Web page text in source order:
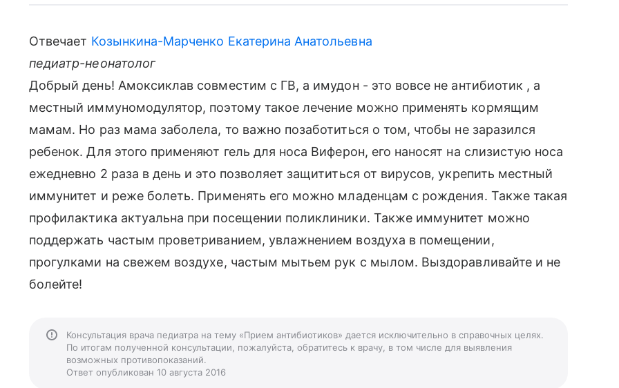
Отвечает Козынкина-Марченко Екатерина Анатольевна
педиатр-неонатолог
Добрый день! Амоксиклав совместим с ГВ, а имудон - это вовсе не антибиотик , а
местный иммуномодулятор, поэтому такое лечение можно применять кормящим
мамам. Но раз мама заболела, то важно позаботиться о том, чтобы не заразился
ребенок. Для этого применяют гель для носа Виферон, его наносят на слизистую носа
ежедневно 2 раза в день и это позволяет защититься от вирусов, укрепить местный
иммунитет и реже болеть. Применять его можно младенцам с рождения. Также такая
профилактика актуальна при посещении поликлиники. Также иммунитет можно
поддержать частым проветриванием, увлажнением воздуха в помещении,
прогулками на свежем воздухе, частым мытьем рук с мылом. Выздоравливайте и не
болейте!
Консультация врача педиатра на тему «Прием антибиотиков» дается исключительно в справочных целях.
По итогам полученной консультации, пожалуйста, обратитесь к врачу, в том числе для выявления
возможных противопоказаний.
Ответ опубликован 10 августа 2016